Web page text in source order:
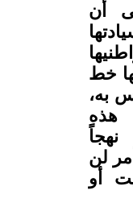
أن
خط
به،
هذه
لن
أو